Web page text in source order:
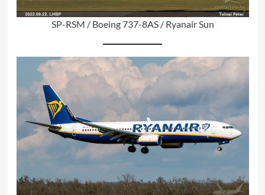
SP-RSM / Boeing 737-8AS / Ryanair Sun